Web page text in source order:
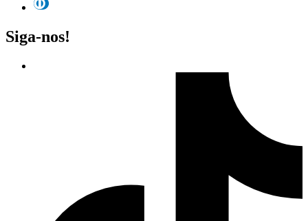
Siga-nos!